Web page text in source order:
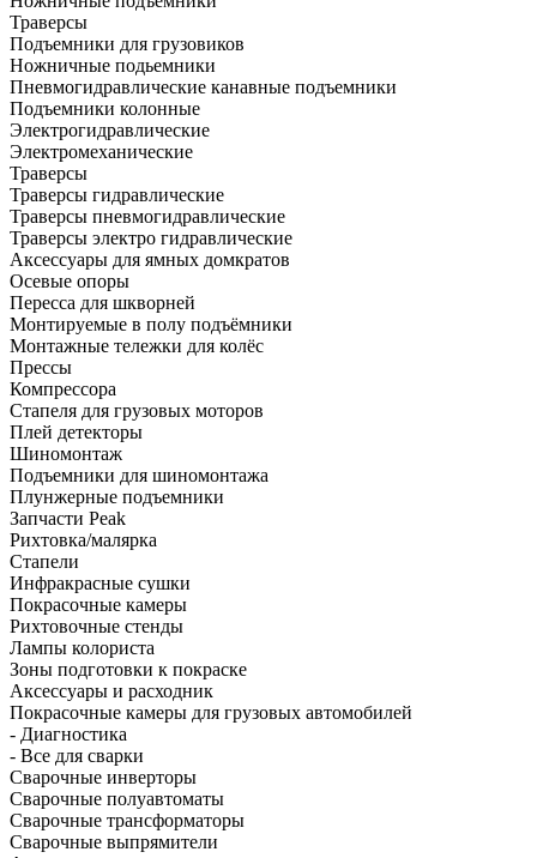
Траверсы
Подъемники для грузовиков
Ножничные подьемники
Пневмогидравлические канавные подъемники
Подъемники колонные
Электрогидравлические
Электромеханические
Траверсы
Траверсы гидравлические
Траверсы пневмогидравлические
Траверсы электро гидравлические
Аксессуары для ямных домкратов
Осевые опоры
Пересса для шкворней
Монтируемые в полу подъёмники
Монтажные тележки для колёс
Прессы
Компрессора
Стапеля для грузовых моторов
Плей детекторы
Шиномонтаж
Подъемники для шиномонтажа
Плунжерные подъемники
Запчасти Peak
Рихтовка/малярка
Стапели
Инфракрасные сушки
Покрасочные камеры
Рихтовочные стенды
Лампы колориста
Зоны подготовки к покраске
Аксессуары и расходник
Покрасочные камеры для грузовых автомобилей
- Диагностика
- Все для сварки
Сварочные инверторы
Сварочные полуавтоматы
Сварочные трансформаторы
Сварочные выпрямители